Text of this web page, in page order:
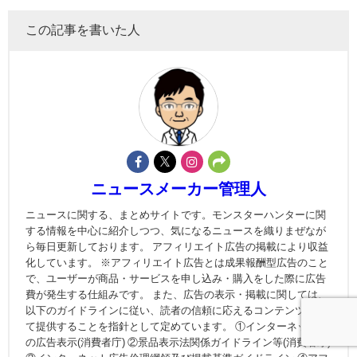
この記事を書いた人
ニュースメーカー管理人
ニュースに関する、まとめサイトです。モンスターハンターに関
する情報を中心に紹介しつつ、気になるニュースを織りまぜなが
ら毎日更新しております。 アフィリエイト広告の掲載により収益
化しています。 ※アフィリエイト広告とは成果報酬型広告のこと
で、ユーザーが商品・サービスを申し込み・購入をした際に広告
費が発生する仕組みです。 また、広告の表示・掲載に関しては、
以下のガイドラインに従い、読者の信頼に応えるコンテンツとし
て提供することを指針として定めています。 ①インターネット上
の広告表示(消費者庁) ②景品表示法関係ガイドライン等(消費者庁)